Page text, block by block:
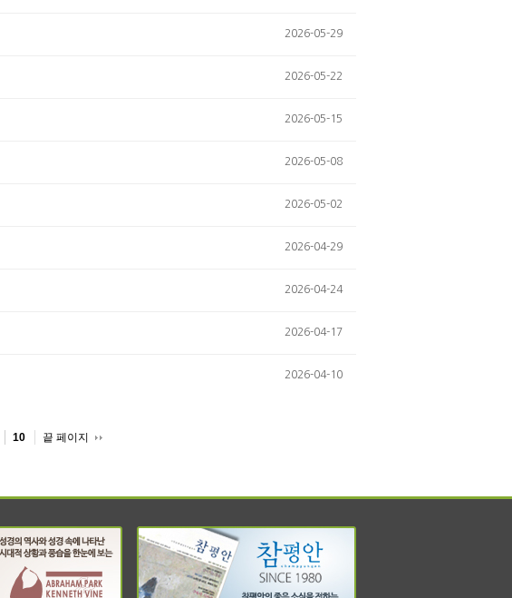
2026-05-29
2026-05-22
2026-05-15
2026-05-08
2026-05-02
2026-04-29
2026-04-24
2026-04-17
2026-04-10
10 끝 페이지